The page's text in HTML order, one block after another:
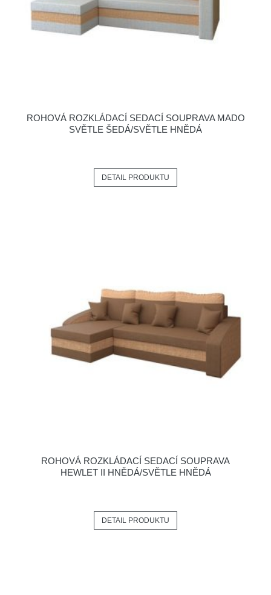
ROHOVÁ ROZKLÁDACÍ SEDACÍ SOUPRAVA MADO
SVĚTLE ŠEDÁ/SVĚTLE HNĚDÁ
DETAIL PRODUKTU
ROHOVÁ ROZKLÁDACÍ SEDACÍ SOUPRAVA
HEWLET II HNĚDÁ/SVĚTLE HNĚDÁ
DETAIL PRODUKTU